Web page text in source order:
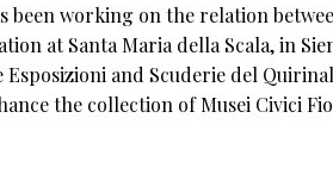
working on the relation
at Santa Maria della Scala, in
and Scuderie del
the collection of Musei Civici